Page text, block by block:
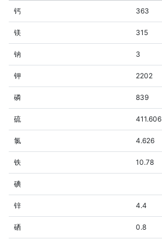
钙 363
镁 315
钠 3
钾 2202
磷 839
硫 411.606
氯 4.626
铁 10.78
碘
锌 4.4
硒 0.8